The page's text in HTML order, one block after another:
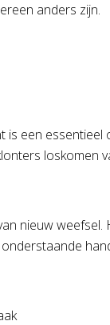
anders zijn.
is een essentieel
loskomen
nieuw weefsel.